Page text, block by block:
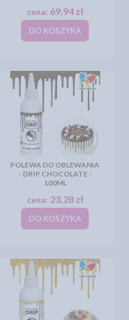
cena: 69,94 zł
DO KOSZYKA
POLEWA DO OBLEWANIA
- DRIP CHOCOLATE -
100ML
cena: 23,28 zł
DO KOSZYKA